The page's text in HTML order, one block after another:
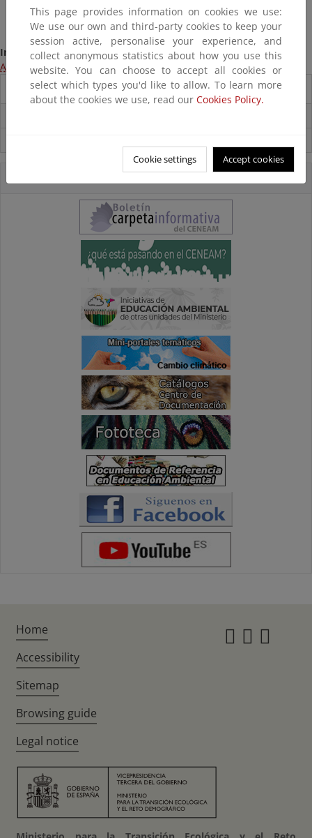
Certámenes
Información:
Acceso a la página web del programa
Destacados
This page provides information on cookies we use:
We use our own and third-party cookies to keep your
session active, personalise your experience, and
collect anonymous statistics about how you use this
website. You can choose to accept all cookies or
select which types you'd like to allow. To learn more
about the cookies we use, read our Cookies Policy.
Cookie settings Accept cookies
Home
Accessibility
Sitemap
Browsing guide
Legal notice